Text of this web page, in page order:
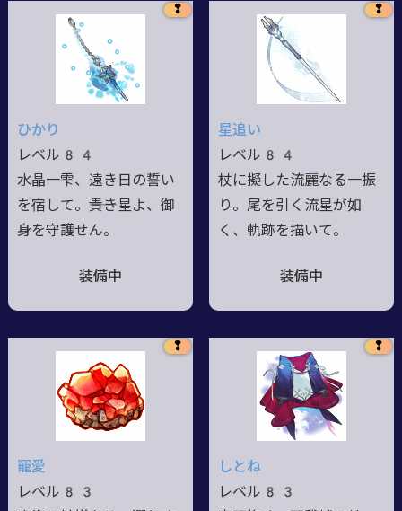
❢
ひかり
レベル84
水晶一雫、遠き日の誓い
を宿して。――貴き星よ、御
身を守護せん。
装備中
❢
星追い
レベル84
杖に擬した流麗なる一振
り。尾を引く流星が如
く、軌跡を描いて。
装備中
❢
寵愛
レベル83
❢
しとね
レベル83